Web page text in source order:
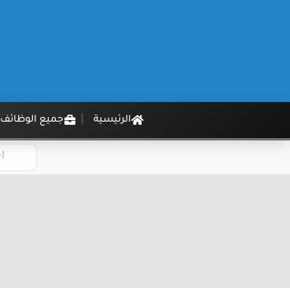
الرئيسية جميع الوظائف